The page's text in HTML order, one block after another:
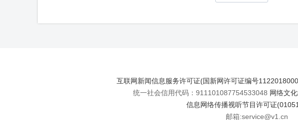
互联网新闻信息服务许可证(国新网许可证编号
统一社会信用代码：911101087754533048 网络文
信息网络传播视听节目许可证
邮箱